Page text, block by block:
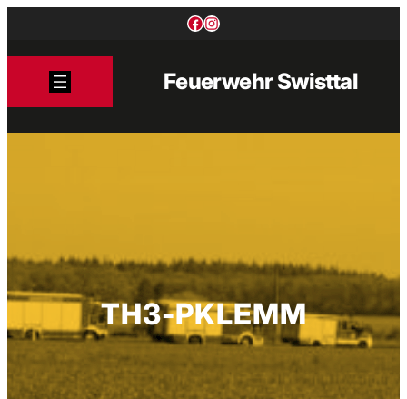
Facebook
Instagram
Feuerwehr Swisttal
TH3-PKLEMM